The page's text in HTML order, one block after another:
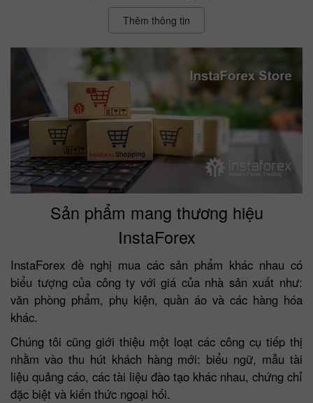
Thêm thông tin
Sản phẩm mang thương hiệu
InstaForex
InstaForex đề nghị mua các sản phẩm khác nhau có
biểu tượng của công ty với giá của nhà sản xuất như:
văn phòng phẩm, phụ kiện, quần áo và các hàng hóa
khác.
Chúng tôi cũng giới thiệu một loạt các công cụ tiếp thị
nhằm vào thu hút khách hàng mới: biểu ngữ, mẫu tài
liệu quảng cáo, các tài liệu đào tạo khác nhau, chứng chỉ
đặc biệt và kiến thức ngoại hối.